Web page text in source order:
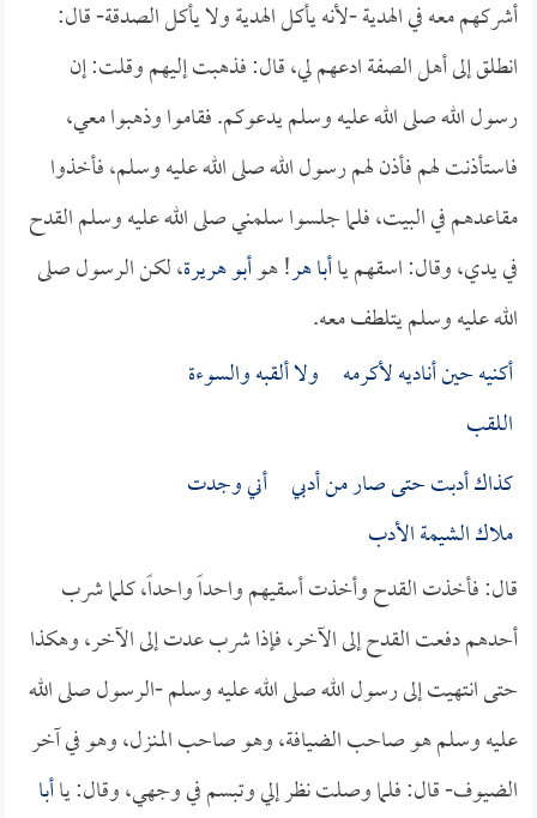
أشركهم معه في الهدية -لأنه يأكل الهدية ولا يأكل الصدقة- قال:
انطلق إلى أهل الصفة ادعهم لي، قال: فذهبت إليهم وقلت: إن
رسول الله صلى الله عليه وسلم يدعوكم. فقاموا وذهبوا معي،
فاستأذنت لهم فأذن لهم رسول الله صلى الله عليه وسلم، فأخذوا
مقاعدهم في البيت، فلما جلسوا سلمني صلى الله عليه وسلم القدح
في يدي، وقال: اسقهم ياأبا هر! هوأبو هريرة، لكن الرسول صلى
الله عليه وسلم يتلطف معه.
أكنيه حين أناديه لأكرمه ولا ألقبه والسوءة
اللقب
كذاك أدبت حتى صار من أدبي أني وجدت
ملاك الشيمة الأدب
قال: فأخذت القدح وأخذت أسقيهم واحداً واحداً، كلما شرب
أحدهم دفعت القدح إلى الآخر، فإذا شرب عدت إلى الآخر، وهكذا
حتى انتهيت إلى رسول الله صلى الله عليه وسلم -الرسول صلى الله
عليه وسلم هو صاحب الضيافة، وهو صاحب المنزل، وهو في آخر
الضيوف- قال: فلما وصلت نظر إلي وتبسم في وجهي، وقال: ياأبا